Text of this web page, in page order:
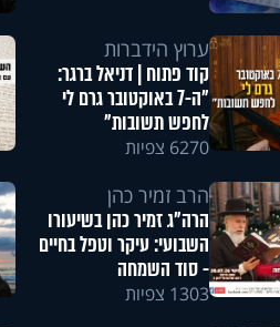
ערוץ הידברות
קוד פתוח | דניאל ברגר:
"ה-7 באוקטובר גרם לי
לחפש תשובות"
6270 צפיות
הרב זמיר כהן
הרה"ג זמיר כהן בשיעורו
השבועי: עיקר וטפל בחיים
- סוד השמחה
1303 צפיות